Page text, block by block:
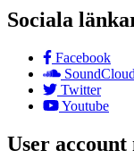
Sociala
Facebook
SoundCloud
Twitter
Youtube
User account